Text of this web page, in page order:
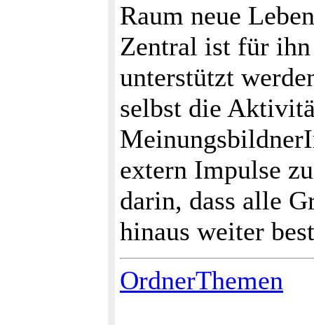
Raum neue
Zentral ist für
unterstützt
selbst die
extern Impulse
darin, dass alle
hinaus weiter
OrdnerThemen